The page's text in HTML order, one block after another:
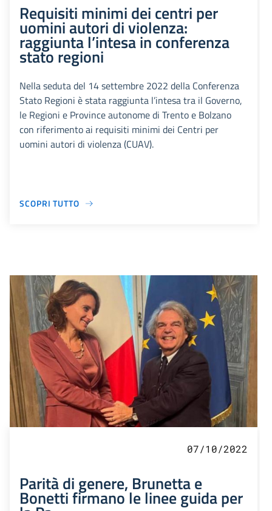
Requisiti minimi dei centri per
uomini autori di violenza:
raggiunta l’intesa in conferenza
stato regioni
Nella seduta del 14 settembre 2022 della Conferenza
Stato Regioni è stata raggiunta l’intesa tra il Governo,
le Regioni e Province autonome di Trento e Bolzano
con riferimento ai requisiti minimi dei Centri per
uomini autori di violenza (CUAV).
SCOPRI TUTTO
07/10/2022
Parità di genere, Brunetta e
Bonetti firmano le linee guida per